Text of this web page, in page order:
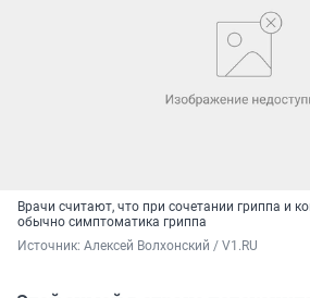
Врачи считают, что при сочетании гриппа и
обычно симптоматика гриппа
Источник: Алексей Волхонский / V1.RU